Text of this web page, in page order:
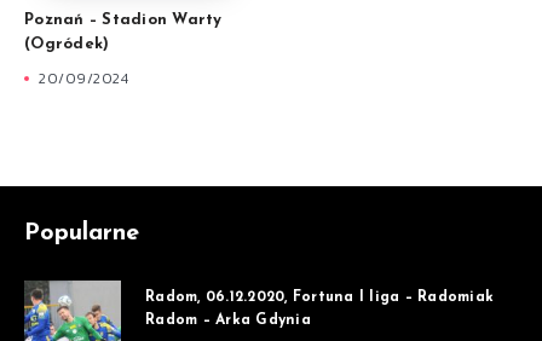
Poznań – Stadion Warty
(Ogródek)
20/09/2024
Popularne
Radom, 06.12.2020, Fortuna I liga – Radomiak
Radom – Arka Gdynia